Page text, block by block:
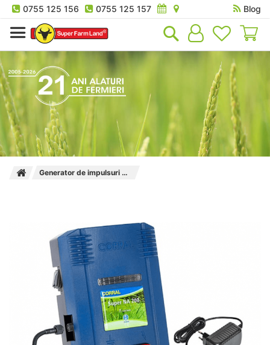
0755 125 156 0755 125 157
Blog
Generator de impulsuri Corral Super NA 200 2.6 J